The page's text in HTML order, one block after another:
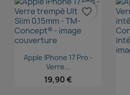
Aperçu rapide
Apple IPhone 17 Pro -
Verre...
19,90 €
favorite_border